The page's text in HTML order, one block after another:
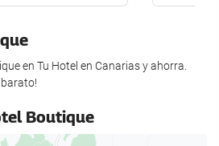
en Tu Hotel en Canarias y ahorra.
Boutique